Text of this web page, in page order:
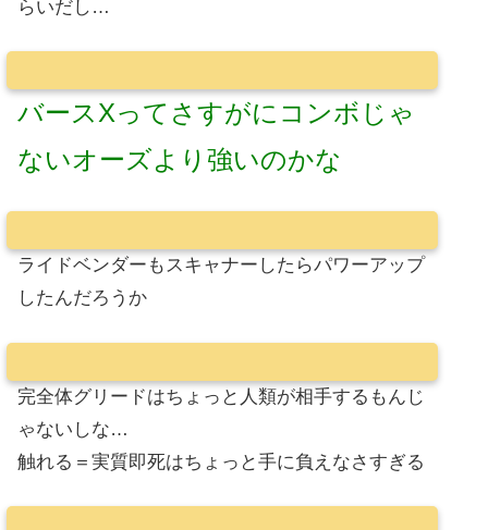
らいだし…
バースXってさすがにコンボじゃ
ないオーズより強いのかな
ライドベンダーもスキャナーしたらパワーアップ
したんだろうか
完全体グリードはちょっと人類が相手するもんじ
ゃないしな…
触れる＝実質即死はちょっと手に負えなさすぎる